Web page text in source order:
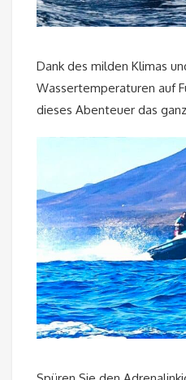
Dank des milden Klimas
Wassertemperaturen auf
dieses Abenteuer das